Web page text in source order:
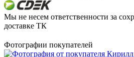
Мы не несем ответственности за
доставке ТК
Фотографии покупателей